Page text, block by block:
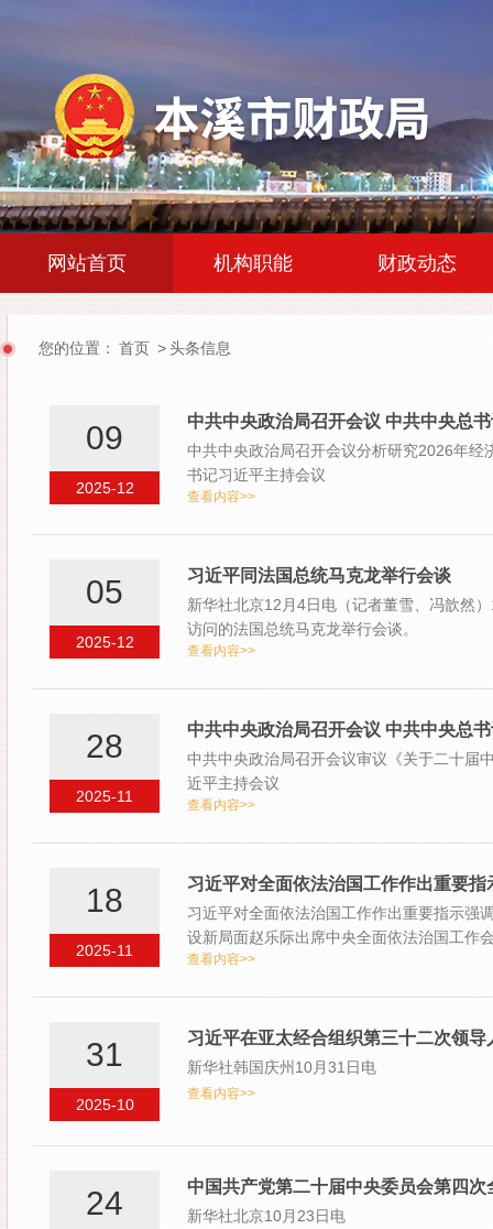
网站首页 机构职能 财政动态
您的位置： 首页 >头条信息
2025-12
09 中共中央政治局召开会议 中共中央总
中共中央政治局召开会议分析研究2026年
书记习近平主持会议
查看内容>>
2025-12
05 习近平同法国总统马克龙举行会谈
新华社北京12月4日电（记者董雪、冯歆然
访问的法国总统马克龙举行会谈。
查看内容>>
2025-11
28 中共中央政治局召开会议 中共中央总
中共中央政治局召开会议审议《关于二十届
近平主持会议
查看内容>>
2025-11
18 习近平对全面依法治国工作作出重要
习近平对全面依法治国工作作出重要指示强
设新局面赵乐际出席中央全面依法治国工作
查看内容>>
2025-10
31 习近平在亚太经合组织第三十二次领
新华社韩国庆州10月31日电
查看内容>>
24 中国共产党第二十届中央委员会第四次
新华社北京10月23日电